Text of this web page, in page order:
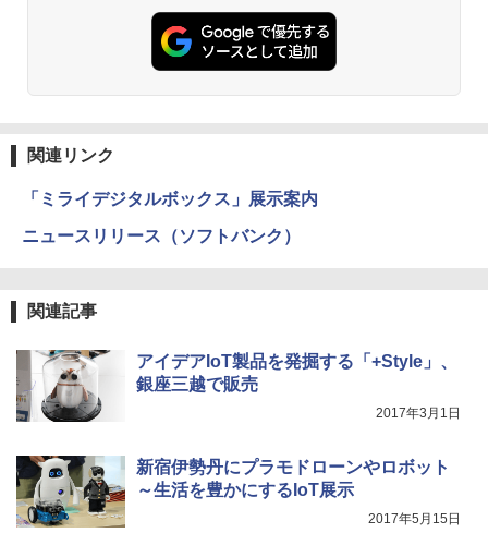
関連リンク
「ミライデジタルボックス」展示案内
ニュースリリース（ソフトバンク）
関連記事
アイデアIoT製品を発掘する「+Style」、
銀座三越で販売
2017年3月1日
新宿伊勢丹にプラモドローンやロボット
～生活を豊かにするIoT展示
2017年5月15日